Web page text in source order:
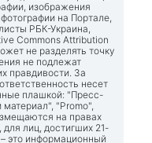
изображения
на Портале,
РБК-Украина,
Commons Attribution
не разделять точку
не подлежат
правдивости. За
несет
плашкой: "Пресс-
"Promo",
на правах
лиц, достигших 21-
это информационный